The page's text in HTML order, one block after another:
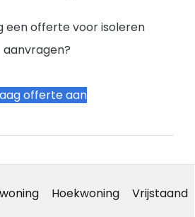
een offerte voor isoleren
aanvragen?
offerte aan
Hoekwoning Vrijstaand